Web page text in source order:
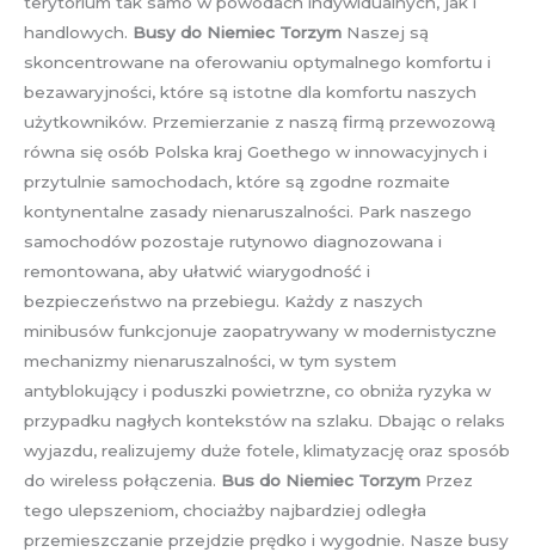
handlowych. Busy do Niemiec Torzym Naszej są
skoncentrowane na oferowaniu optymalnego komfortu i
bezawaryjności, które są istotne dla komfortu naszych
użytkowników. Przemierzanie z naszą firmą przewozową
równa się osób Polska kraj Goethego w innowacyjnych i
przytulnie samochodach, które są zgodne rozmaite
kontynentalne zasady nienaruszalności. Park naszego
samochodów pozostaje rutynowo diagnozowana i
remontowana, aby ułatwić wiarygodność i
bezpieczeństwo na przebiegu. Każdy z naszych
minibusów funkcjonuje zaopatrywany w modernistyczne
mechanizmy nienaruszalności, w tym system
antyblokujący i poduszki powietrzne, co obniża ryzyka w
przypadku nagłych kontekstów na szlaku. Dbając o relaks
wyjazdu, realizujemy duże fotele, klimatyzację oraz sposób
do wireless połączenia. Bus do Niemiec Torzym Przez
tego ulepszeniom, chociażby najbardziej odległa
przemieszczanie przejdzie prędko i wygodnie. Nasze busy